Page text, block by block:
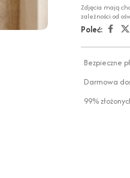
Zdjęcia mają
zależności od
Poleć:
Bezpieczne
Darmowa
99%